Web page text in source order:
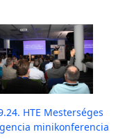
HTE Mesterséges
minikonferencia